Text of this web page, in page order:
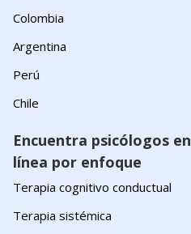
Colombia
Argentina
Perú
Chile
Encuentra psicólogos en
línea por enfoque
Terapia cognitivo conductual
Terapia sistémica